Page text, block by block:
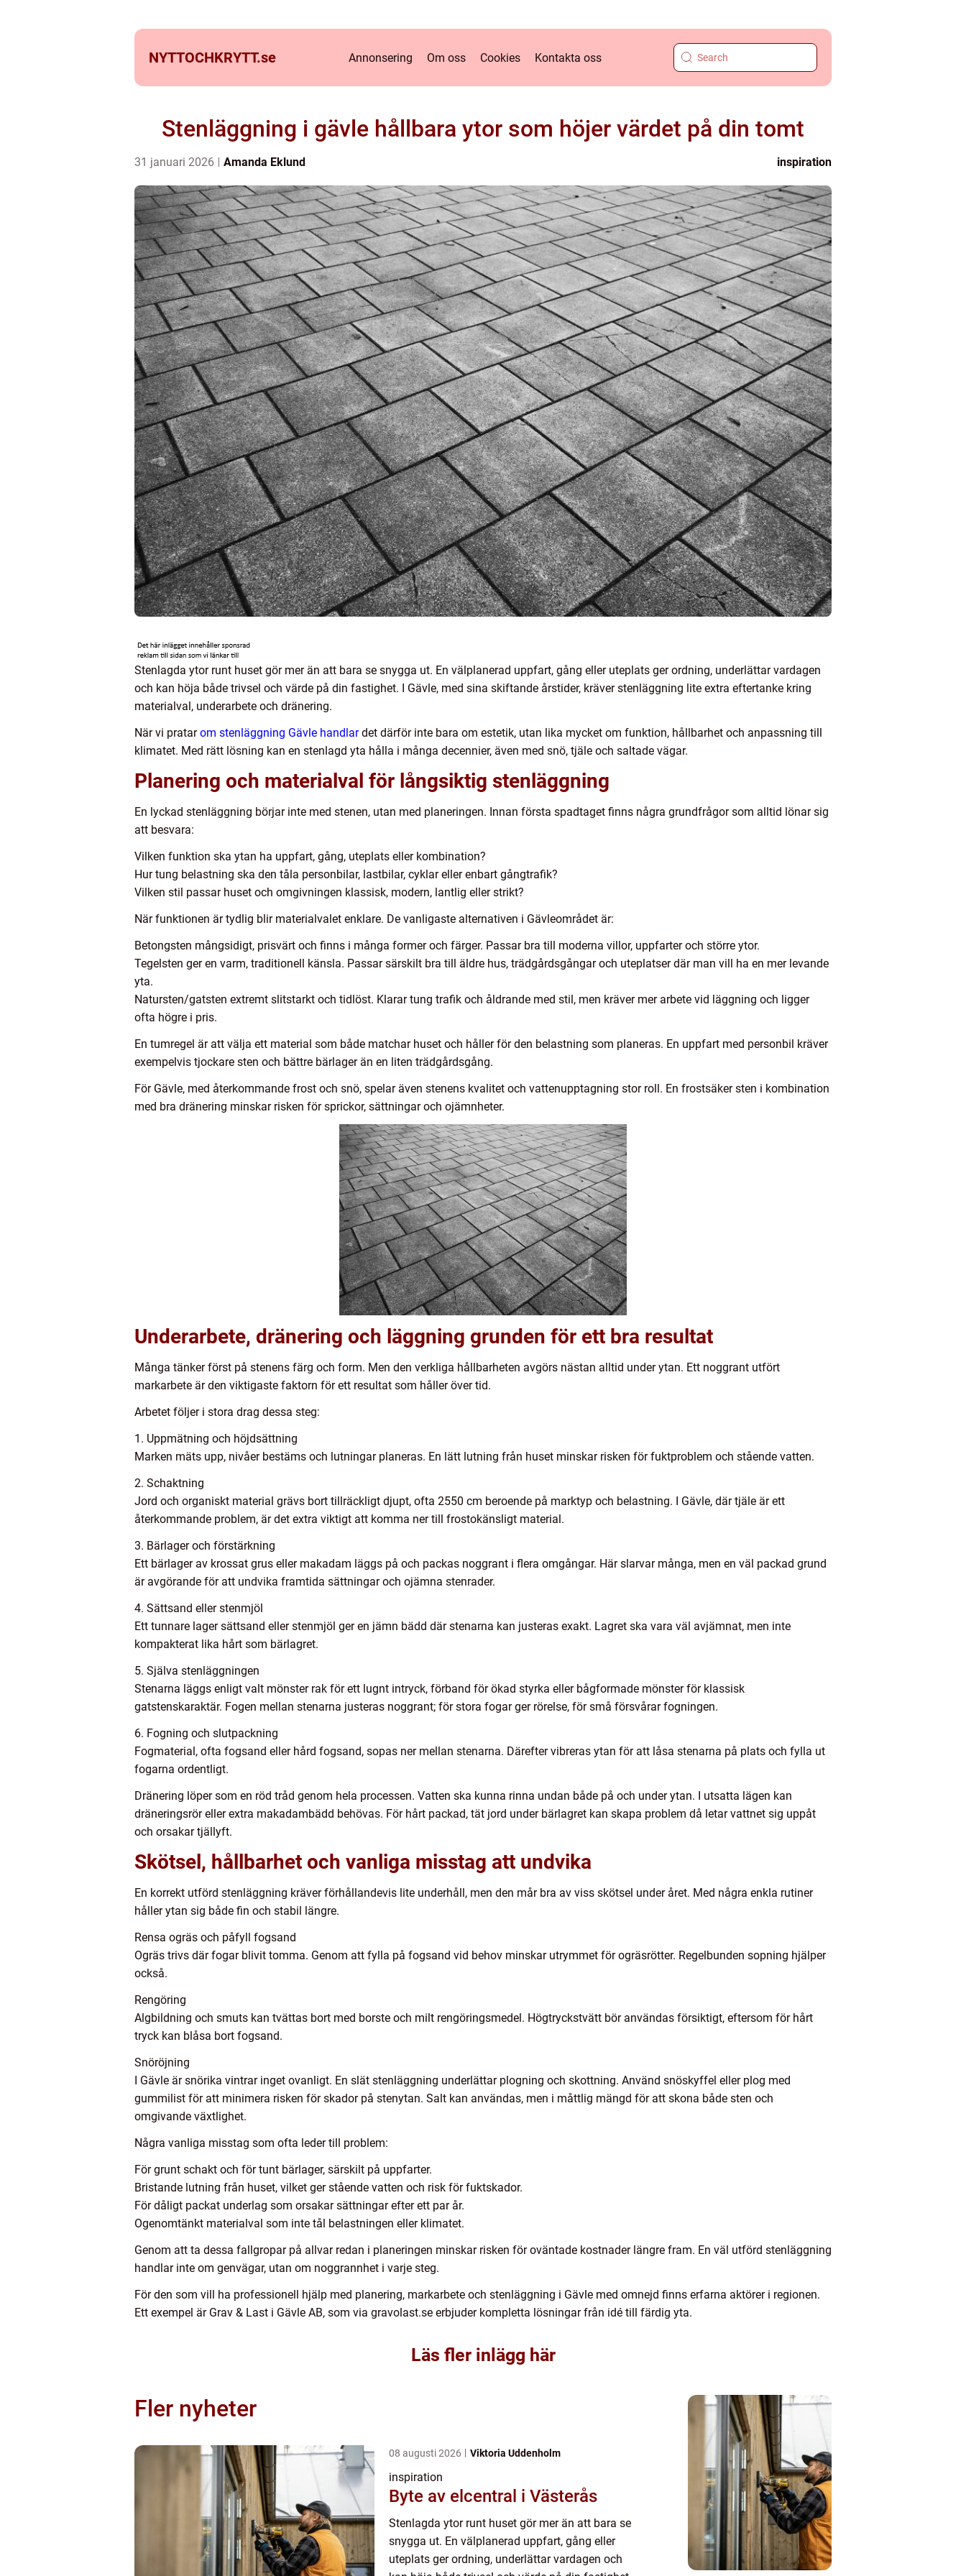
NYTTOCHKRYTT.se Annonsering Om oss Cookies Kontakta oss
Stenläggning i gävle hållbara ytor som höjer värdet på din tomt
31 januari 2026 Amanda Eklund inspiration
Stenlagda ytor runt huset gör mer än att bara se snygga ut. En välplanerad uppfart, gång eller uteplats ger ordning, underlättar vardagen
och kan höja både trivsel och värde på din fastighet. I Gävle, med sina skiftande årstider, kräver stenläggning lite extra eftertanke kring
materialval, underarbete och dränering.
När vi pratarom stenläggning Gävle handlardet därför inte bara om estetik, utan lika mycket om funktion, hållbarhet och anpassning till
klimatet. Med rätt lösning kan en stenlagd yta hålla i många decennier, även med snö, tjäle och saltade vägar.
Planering och materialval för långsiktig stenläggning
En lyckad stenläggning börjar inte med stenen, utan med planeringen. Innan första spadtaget finns några grundfrågor som alltid lönar sig
att besvara:
Vilken funktion ska ytan ha uppfart, gång, uteplats eller kombination?
Hur tung belastning ska den tåla personbilar, lastbilar, cyklar eller enbart gångtrafik?
Vilken stil passar huset och omgivningen klassisk, modern, lantlig eller strikt?
När funktionen är tydlig blir materialvalet enklare. De vanligaste alternativen i Gävleområdet är:
Betongsten mångsidigt, prisvärt och finns i många former och färger. Passar bra till moderna villor, uppfarter och större ytor.
Tegelsten ger en varm, traditionell känsla. Passar särskilt bra till äldre hus, trädgårdsgångar och uteplatser där man vill ha en mer levande
yta.
Natursten/gatsten extremt slitstarkt och tidlöst. Klarar tung trafik och åldrande med stil, men kräver mer arbete vid läggning och ligger
ofta högre i pris.
En tumregel är att välja ett material som både matchar huset och håller för den belastning som planeras. En uppfart med personbil kräver
exempelvis tjockare sten och bättre bärlager än en liten trädgårdsgång.
För Gävle, med återkommande frost och snö, spelar även stenens kvalitet och vattenupptagning stor roll. En frostsäker sten i kombination
med bra dränering minskar risken för sprickor, sättningar och ojämnheter.
Underarbete, dränering och läggning grunden för ett bra resultat
Många tänker först på stenens färg och form. Men den verkliga hållbarheten avgörs nästan alltid under ytan. Ett noggrant utfört
markarbete är den viktigaste faktorn för ett resultat som håller över tid.
Arbetet följer i stora drag dessa steg:
1. Uppmätning och höjdsättning
Marken mäts upp, nivåer bestäms och lutningar planeras. En lätt lutning från huset minskar risken för fuktproblem och stående vatten.
2. Schaktning
Jord och organiskt material grävs bort tillräckligt djupt, ofta 2550 cm beroende på marktyp och belastning. I Gävle, där tjäle är ett
återkommande problem, är det extra viktigt att komma ner till frostokänsligt material.
3. Bärlager och förstärkning
Ett bärlager av krossat grus eller makadam läggs på och packas noggrant i flera omgångar. Här slarvar många, men en väl packad grund
är avgörande för att undvika framtida sättningar och ojämna stenrader.
4. Sättsand eller stenmjöl
Ett tunnare lager sättsand eller stenmjöl ger en jämn bädd där stenarna kan justeras exakt. Lagret ska vara väl avjämnat, men inte
kompakterat lika hårt som bärlagret.
5. Själva stenläggningen
Stenarna läggs enligt valt mönster rak för ett lugnt intryck, förband för ökad styrka eller bågformade mönster för klassisk
gatstenskaraktär. Fogen mellan stenarna justeras noggrant; för stora fogar ger rörelse, för små försvårar fogningen.
6. Fogning och slutpackning
Fogmaterial, ofta fogsand eller hård fogsand, sopas ner mellan stenarna. Därefter vibreras ytan för att låsa stenarna på plats och fylla ut
fogarna ordentligt.
Dränering löper som en röd tråd genom hela processen. Vatten ska kunna rinna undan både på och under ytan. I utsatta lägen kan
dräneringsrör eller extra makadambädd behövas. För hårt packad, tät jord under bärlagret kan skapa problem då letar vattnet sig uppåt
och orsakar tjällyft.
Skötsel, hållbarhet och vanliga misstag att undvika
En korrekt utförd stenläggning kräver förhållandevis lite underhåll, men den mår bra av viss skötsel under året. Med några enkla rutiner
håller ytan sig både fin och stabil längre.
Rensa ogräs och påfyll fogsand
Ogräs trivs där fogar blivit tomma. Genom att fylla på fogsand vid behov minskar utrymmet för ogräsrötter. Regelbunden sopning hjälper
också.
Rengöring
Algbildning och smuts kan tvättas bort med borste och milt rengöringsmedel. Högtryckstvätt bör användas försiktigt, eftersom för hårt
tryck kan blåsa bort fogsand.
Snöröjning
I Gävle är snörika vintrar inget ovanligt. En slät stenläggning underlättar plogning och skottning. Använd snöskyffel eller plog med
gummilist för att minimera risken för skador på stenytan. Salt kan användas, men i måttlig mängd för att skona både sten och
omgivande växtlighet.
Några vanliga misstag som ofta leder till problem:
För grunt schakt och för tunt bärlager, särskilt på uppfarter.
Bristande lutning från huset, vilket ger stående vatten och risk för fuktskador.
För dåligt packat underlag som orsakar sättningar efter ett par år.
Ogenomtänkt materialval som inte tål belastningen eller klimatet.
Genom att ta dessa fallgropar på allvar redan i planeringen minskar risken för oväntade kostnader längre fram. En väl utförd stenläggning
handlar inte om genvägar, utan om noggrannhet i varje steg.
För den som vill ha professionell hjälp med planering, markarbete och stenläggning i Gävle med omnejd finns erfarna aktörer i regionen.
Ett exempel är Grav & Last i Gävle AB, som via gravolast.se erbjuder kompletta lösningar från idé till färdig yta.
Läs fler inlägg här
Fler nyheter
08 augusti 2026 Viktoria Uddenholm
inspiration
Byte av elcentral i Västerås
Stenlagda ytor runt huset gör mer än att bara se
snygga ut. En välplanerad uppfart, gång eller
uteplats ger ordning, underlättar vardagen och